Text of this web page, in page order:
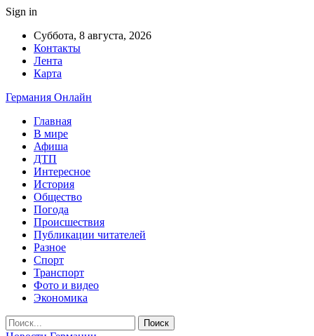
Sign in
Суббота, 8 августа, 2026
Контакты
Лента
Карта
Германия Онлайн
Главная
В мире
Афиша
ДТП
Интересное
История
Общество
Погода
Происшествия
Публикации читателей
Разное
Спорт
Транспорт
Фото и видео
Экономика